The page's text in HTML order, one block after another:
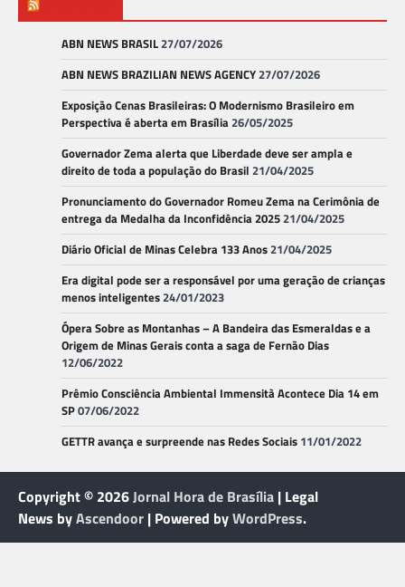
ABN NEWS BRASIL27/07/2026
ABN NEWS BRAZILIAN NEWS AGENCY27/07/2026
Exposição Cenas Brasileiras: O Modernismo Brasileiro em
Perspectiva é aberta em Brasília26/05/2025
Governador Zema alerta que Liberdade deve ser ampla e
direito de toda a população do Brasil 21/04/2025
Pronunciamento do Governador Romeu Zema na Cerimônia de
entrega da Medalha da Inconfidência 202521/04/2025
Diário Oficial de Minas Celebra 133 Anos21/04/2025
Era digital pode ser a responsável por uma geração de crianças
menos inteligentes24/01/2023
Ópera Sobre as Montanhas – A Bandeira das Esmeraldas e a
Origem de Minas Gerais conta a saga de Fernão Dias
12/06/2022
Prêmio Consciência Ambiental Immensità Acontece Dia 14 em
SP07/06/2022
GETTR avança e surpreende nas Redes Sociais 11/01/2022
Copyright © 2026Jornal Hora de Brasília | Legal
News byAscendoor | Powered byWordPress.